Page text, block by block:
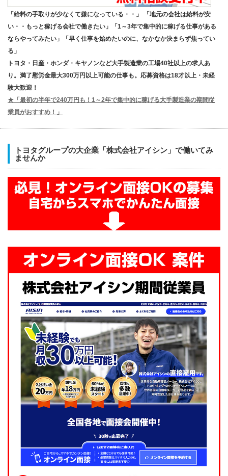
「給料の手取りが少なくて嫌になっている・・」 「地元の会社は給料が安
い・・もっと稼げる会社で働きたい」「1～3年で集中的に稼げる仕事がある
ならやってみたい」「早く仕事を始めたいのに、なかなか決まらず焦ってい
る」
トヨタ・日産・ホンダ・キヤノンなど大手製造業の工場40社以上の求人あ
り。満了慰労金最大300万円以上可能の仕事も。応募資格は18才以上・未経
験大歓迎！
★「最初の半年で240万円も！1～2年で集中的に稼げる大手製造業の期間従
業員がおすすめ！」
トヨタグループの大企業「株式会社アイシン」で働いてみ
ませんか